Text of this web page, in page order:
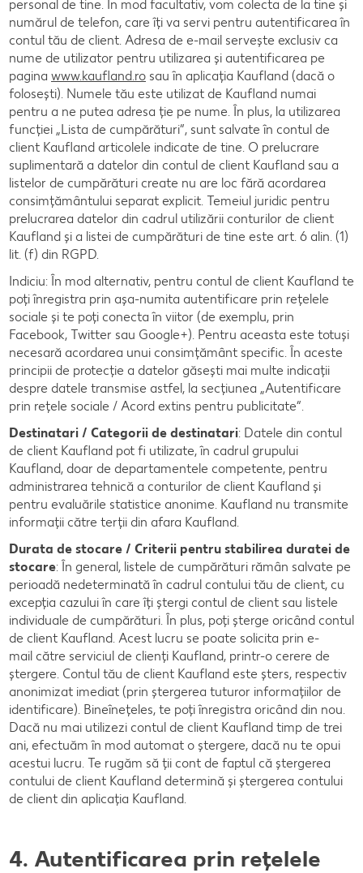
personal de tine. În mod facultativ, vom colecta de la tine și
numărul de telefon, care îți va servi pentru autentificarea în
contul tău de client. Adresa de e-mail servește exclusiv ca
nume de utilizator pentru utilizarea și autentificarea pe
pagina www.kaufland.ro sau în aplicația Kaufland (dacă o
folosești). Numele tău este utilizat de Kaufland numai
pentru a ne putea adresa ție pe nume. În plus, la utilizarea
funcției „Lista de cumpărături“, sunt salvate în contul de
client Kaufland articolele indicate de tine. O prelucrare
suplimentară a datelor din contul de client Kaufland sau a
listelor de cumpărături create nu are loc fără acordarea
consimțământului separat explicit. Temeiul juridic pentru
prelucrarea datelor din cadrul utilizării conturilor de client
Kaufland și a listei de cumpărături de tine este art. 6 alin. (1)
lit. (f) din RGPD.
Indiciu: În mod alternativ, pentru contul de client Kaufland te
poți înregistra prin așa-numita autentificare prin rețelele
sociale și te poți conecta în viitor (de exemplu, prin
Facebook, Twitter sau Google+). Pentru aceasta este totuși
necesară acordarea unui consimțământ specific. În aceste
principii de protecție a datelor găsești mai multe indicații
despre datele transmise astfel, la secțiunea „Autentificare
prin rețele sociale / Acord extins pentru publicitate“.
Destinatari / Categorii de destinatari: Datele din contul
de client Kaufland pot fi utilizate, în cadrul grupului
Kaufland, doar de departamentele competente, pentru
administrarea tehnică a conturilor de client Kaufland şi
pentru evaluările statistice anonime. Kaufland nu transmite
informații către terții din afara Kaufland.
Durata de stocare / Criterii pentru stabilirea duratei de
stocare: În general, listele de cumpărături rămân salvate pe
perioadă nedeterminată în cadrul contului tău de client, cu
excepția cazului în care îți ștergi contul de client sau listele
individuale de cumpărături. În plus, poți șterge oricând contul
de client Kaufland. Acest lucru se poate solicita prin e-
mail către serviciul de clienți Kaufland, printr-o cerere de
ștergere. Contul tău de client Kaufland este șters, respectiv
anonimizat imediat (prin ștergerea tuturor informațiilor de
identificare). Bineînețeles, te poți înregistra oricând din nou.
Dacă nu mai utilizezi contul de client Kaufland timp de trei
ani, efectuăm în mod automat o ștergere, dacă nu te opui
acestui lucru. Te rugăm să ții cont de faptul că ștergerea
contului de client Kaufland determină și ștergerea contului
de client din aplicația Kaufland.
4. Autentificarea prin rețelele